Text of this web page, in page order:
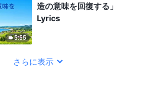
5:55
造の意味を回復する」
Lyrics
さらに表示